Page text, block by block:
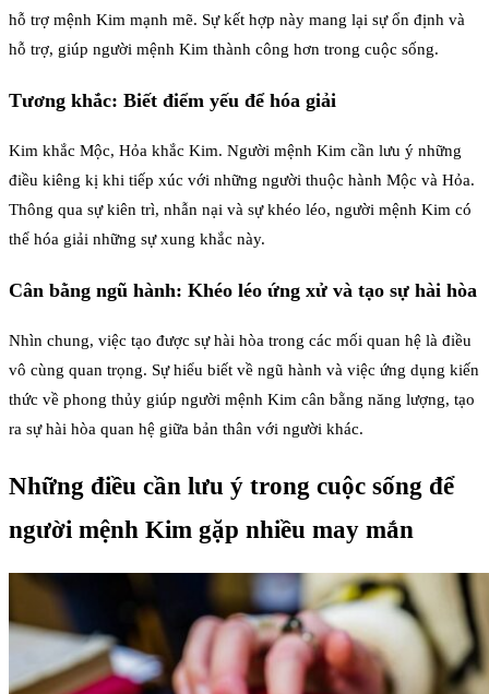
hỗ trợ mệnh Kim mạnh mẽ. Sự kết hợp này mang lại sự ổn định và
hỗ trợ, giúp người mệnh Kim thành công hơn trong cuộc sống.
Tương khắc: Biết điểm yếu để hóa giải
Kim khắc Mộc, Hỏa khắc Kim. Người mệnh Kim cần lưu ý những
điều kiêng kị khi tiếp xúc với những người thuộc hành Mộc và Hỏa.
Thông qua sự kiên trì, nhẫn nại và sự khéo léo, người mệnh Kim có
thể hóa giải những sự xung khắc này.
Cân bằng ngũ hành: Khéo léo ứng xử và tạo sự hài hòa
Nhìn chung, việc tạo được sự hài hòa trong các mối quan hệ là điều
vô cùng quan trọng. Sự hiểu biết về ngũ hành và việc ứng dụng kiến
thức về phong thủy giúp người mệnh Kim cân bằng năng lượng, tạo
ra sự hài hòa quan hệ giữa bản thân với người khác.
Những điều cần lưu ý trong cuộc sống để
người mệnh Kim gặp nhiều may mắn